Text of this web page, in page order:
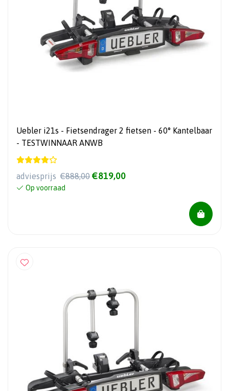
Uebler i21s - Fietsendrager 2 fietsen - 60° Kantelbaar
- TESTWINNAAR ANWB
adviesprijs €888,00 €819,00
Op voorraad